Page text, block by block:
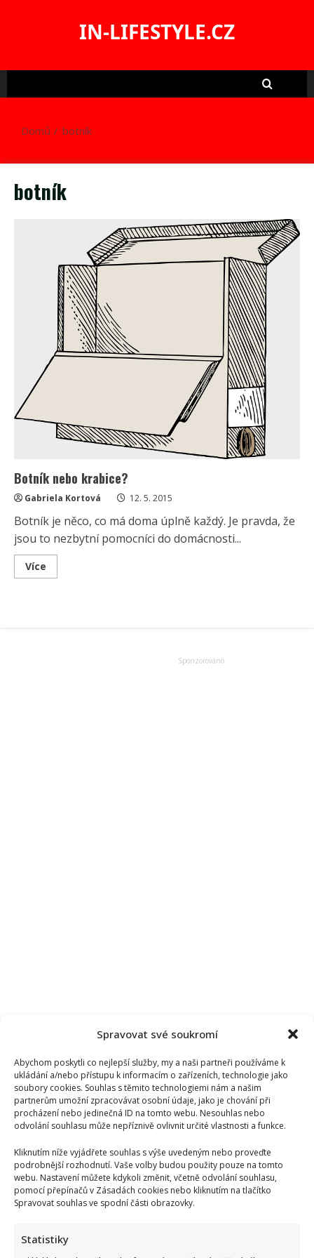
Spravovat své soukromí
Abychom poskytli co nejlepší služby, my a naši partneři používáme k
ukládání a/nebo přístupu k informacím o zařízeních, technologie jako
soubory cookies. Souhlas s těmito technologiemi nám a našim
partnerům umožní zpracovávat osobní údaje, jako je chování při
procházení nebo jedinečná ID na tomto webu. Nesouhlas nebo
odvolání souhlasu může nepříznivě ovlivnit určité vlastnosti a funkce.
Kliknutím níže vyjádřete souhlas s výše uvedeným nebo proveďte
podrobnější rozhodnutí. Vaše volby budou použity pouze na tomto
webu. Nastavení můžete kdykoli změnit, včetně odvolání souhlasu,
pomocí přepínačů v Zásadách cookies nebo kliknutím na tlačítko
Spravovat souhlas ve spodní části obrazovky.
Statistiky
IN-LIFESTYLE.CZ
Domů botník
botník
Botník nebo krabice?
Gabriela Kortová 12. 5. 2015
Botník je něco, co má doma úplně každý. Je pravda, že
jsou to nezbytní pomocníci do domácnosti...
Více
more
Proslavila se v Ordinaci i Rodinných poutech, ale kvůli